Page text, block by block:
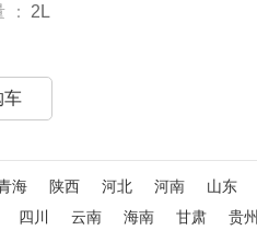
： 2L
车
海 陕西 河北 河南
山东
四川 云南 海南 甘肃 贵州